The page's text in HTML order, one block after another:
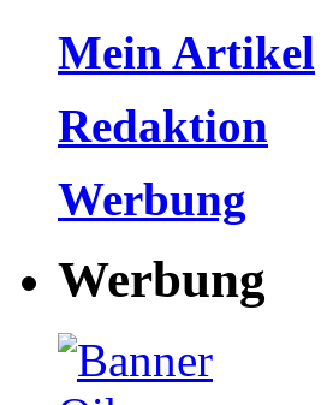
Mein Artikel
Redaktion
Werbung
Werbung